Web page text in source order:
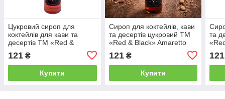
Цукровий сироп для
коктейлів для кави та
десертів ТМ «Red &
Сиропи для напоїв
121 ₴
Купити
Сироп для коктейлів, кави
та десертів цукровий ТМ
«Red & Black» Amaretto
900 г / Сиропи для напоїв
Амаретто
121₴
Купити
та
121